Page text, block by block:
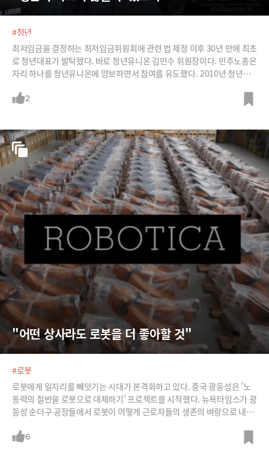
#청년
최저임금을 결정하는 최저임금위원회에 관련 법 제정 이후 30년 만에 최초
로 청년대표가 발탁됐다. 바로 청년유니온 김민수 위원장이다. 민주노총은
자리 하나를 청년유니온에 양보하면서 참여를 유도했다. 2010년 청년들
해지는 그들의 발자취를 정리해봤다. /사진=청년유니온 공식 홈페이지 및
2
"어떤 상사라도 로봇을 더 좋아할 것"
#로봇
로봇에게 일자리를 빼앗기는 시대가 본격화하고 있다. 중국 광둥성은 '노
동력의 절반을 로봇으로 대체하기' 프로젝트를 시작했다. 뉴욕타임스가 광
둥성 순더구 공장들에서 로봇이 어떻게 근로자들의 생존의 벼랑으로 내몰
6